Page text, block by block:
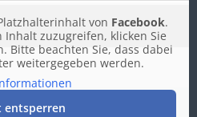
von Facebook.
zuzugreifen, klicken Sie
Bitte beachten Sie, dass dabei
weitergegeben werden.
entsperren